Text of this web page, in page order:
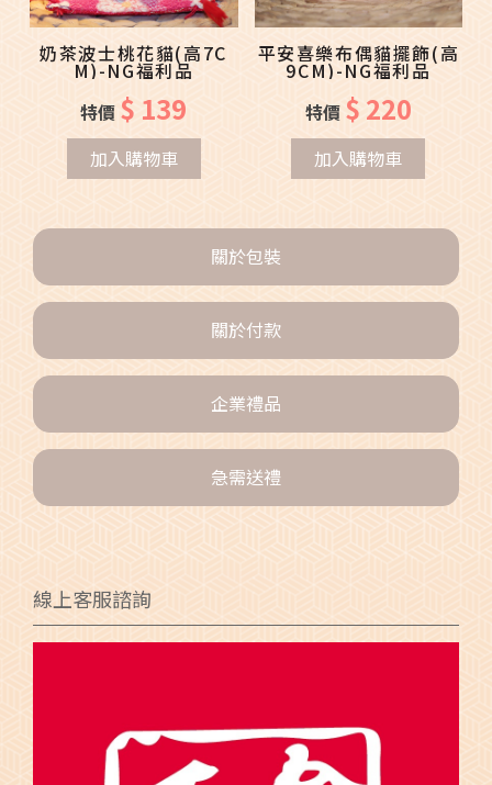
關於包裝
關於付款
企業禮品
急需送禮
線上客服諮詢
奶茶波士桃花貓(高7C
M)-NG福利品
特價 $ 139
加入購物車
平安喜樂布偶貓擺飾(高
9CM)-NG福利品
特價 $ 220
加入購物車